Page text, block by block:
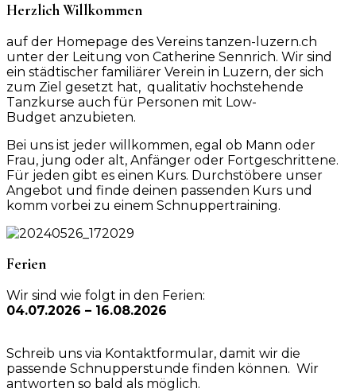
Herzlich Willkommen
auf der Homepage des Vereins tanzen-luzern.ch
unter der Leitung von Catherine Sennrich. Wir sind
ein städtischer familiärer Verein in Luzern, der sich
zum Ziel gesetzt hat, qualitativ hochstehende
Tanzkurse auch für Personen mit Low-
Budget anzubieten.
Bei uns ist jeder willkommen, egal ob Mann oder
Frau, jung oder alt, Anfänger oder Fortgeschrittene.
Für jeden gibt es einen Kurs. Durchstöbere unser
Angebot und finde deinen passenden Kurs und
komm vorbei zu einem Schnuppertraining.
Ferien
Wir sind wie folgt in den Ferien:
04.07.2026 – 16.08.2026
Schreib uns via Kontaktformular, damit wir die
passende Schnupperstunde finden können. Wir
antworten so bald als möglich.